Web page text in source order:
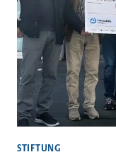
STIFTUNG